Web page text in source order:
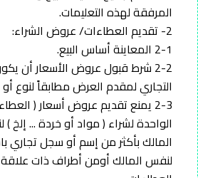
المرفقة لهذه التعليمات.
2- تقديم العطاءات/ عروض الشراء:
2-1 المعاينة أساس البيع.
2-2 شرط قبول عروض الأسعار أن
التجاري لمقدم العرض مطابقاً لنوع
2-3 يمنع تقديم عروض أسعار (
الواحدة لشراء ( مواد أو خردة ... إلخ
المالك بأكثر من إسم أو سجل تجاري
لنفس المالك أومن أطراف ذات